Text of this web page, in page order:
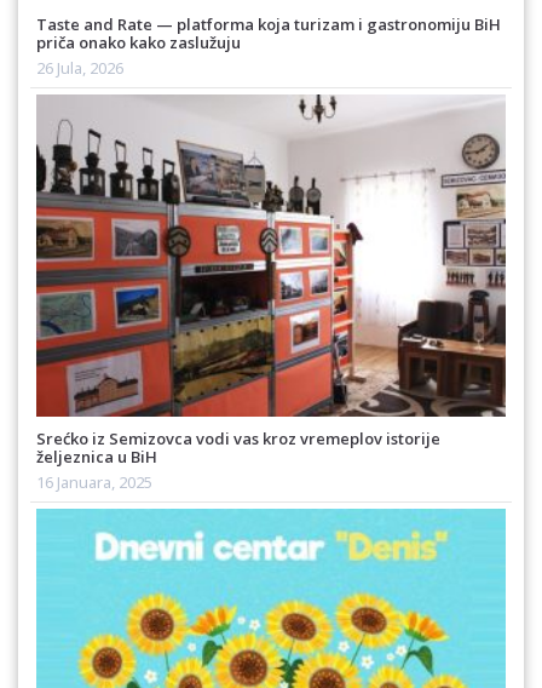
Taste and Rate — platforma koja turizam i gastronomiju BiH
priča onako kako zaslužuju
26 Jula, 2026
Srećko iz Semizovca vodi vas kroz vremeplov istorije
željeznica u BiH
16 Januara, 2025